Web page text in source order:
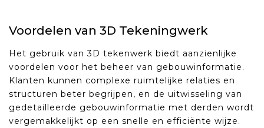
Voordelen van 3D Tekeningwerk
Het gebruik van 3D tekenwerk biedt aanzienlijke
voordelen voor het beheer van gebouwinformatie.
Klanten kunnen complexe ruimtelijke relaties en
structuren beter begrijpen, en de uitwisseling van
gedetailleerde gebouwinformatie met derden wordt
vergemakkelijkt op een snelle en efficiënte wijze.